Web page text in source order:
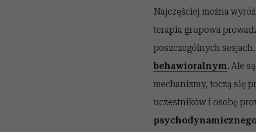
Najczęściej można
terapia grupowa
poszczególnych
behawioralnym. Ale
mechanizmy, toczą się
uczestników i osobę